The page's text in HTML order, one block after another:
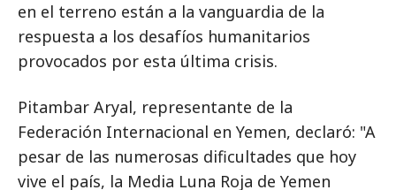
en el terreno están a la vanguardia de la
respuesta a los desafíos humanitarios
provocados por esta última crisis.
Pitambar Aryal, representante de la
Federación Internacional en Yemen, declaró: "A
pesar de las numerosas dificultades que hoy
vive el país, la Media Luna Roja de Yemen